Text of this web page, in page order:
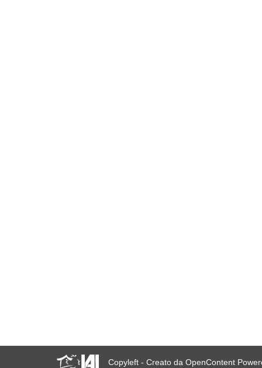
Copyleft - Creato da OpenContent